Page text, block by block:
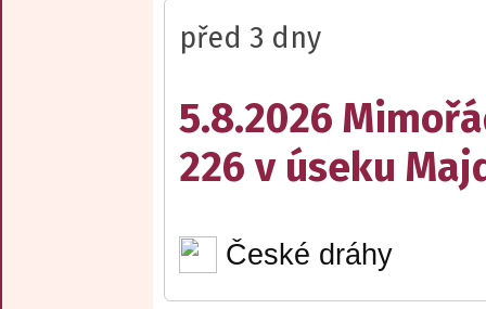
před 3 dny
5.8.2026
226 v úseku
České dráhy